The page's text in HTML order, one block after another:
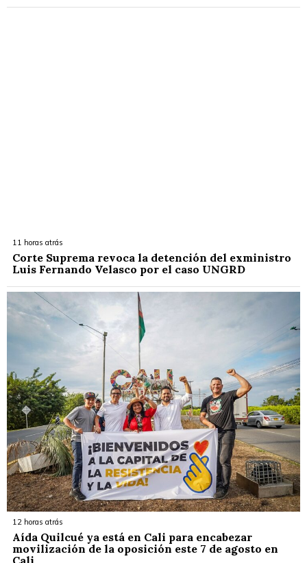
11 horas atrás
Corte Suprema revoca la detención del exministro
Luis Fernando Velasco por el caso UNGRD
12 horas atrás
Aída Quilcué ya está en Cali para encabezar
movilización de la oposición este 7 de agosto en
Cali